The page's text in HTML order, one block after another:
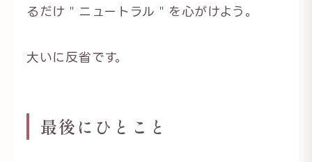
るだけ＂ニュートラル＂を心がけよう。
大いに反省です。
最後にひとこと